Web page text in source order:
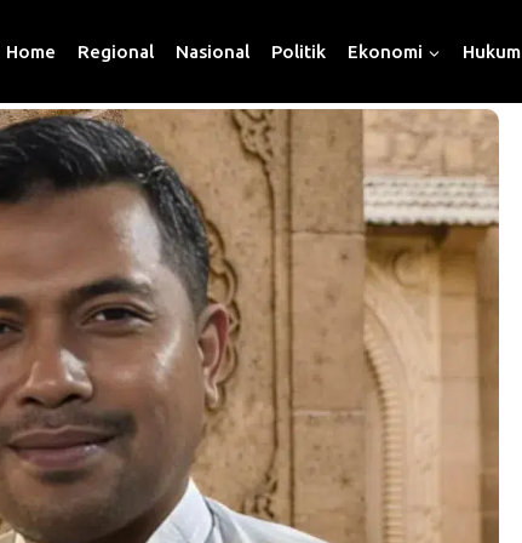
Home Regional Nasional Politik Ekonomi Hukum